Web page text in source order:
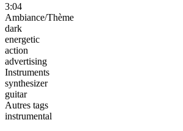
3:04
Ambiance/Thème
dark
energetic
action
advertising
Instruments
synthesizer
guitar
Autres tags
instrumental